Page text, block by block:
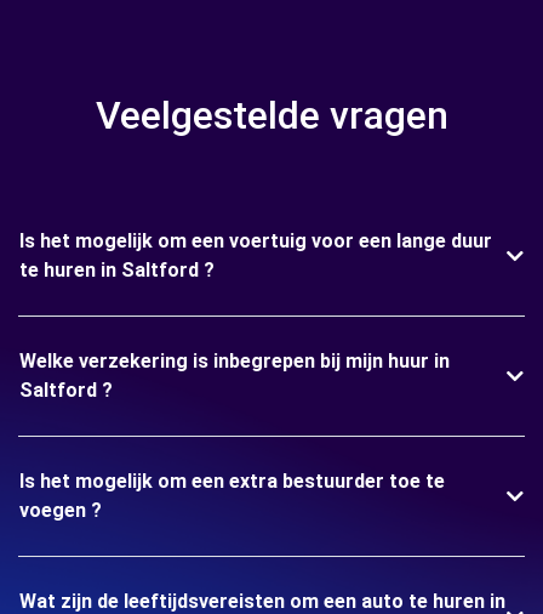
Veelgestelde vragen
Is het mogelijk om een voertuig voor een lange duur
te huren in Saltford ?
Welke verzekering is inbegrepen bij mijn huur in
Saltford ?
Is het mogelijk om een extra bestuurder toe te
voegen ?
Wat zijn de leeftijdsvereisten om een auto te huren in